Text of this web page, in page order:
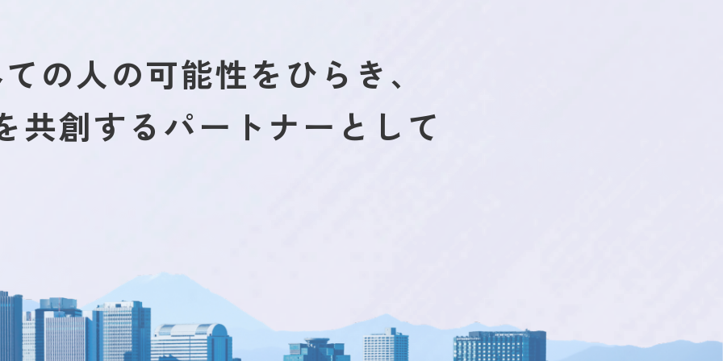
の人の可能性をひらき、
共創するパートナーとして